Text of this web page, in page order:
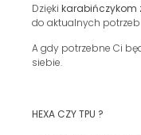
Dzięki karabińczykom
do aktualnych
A gdy potrzebne Ci
siebie.
HEXA CZY TPU ?